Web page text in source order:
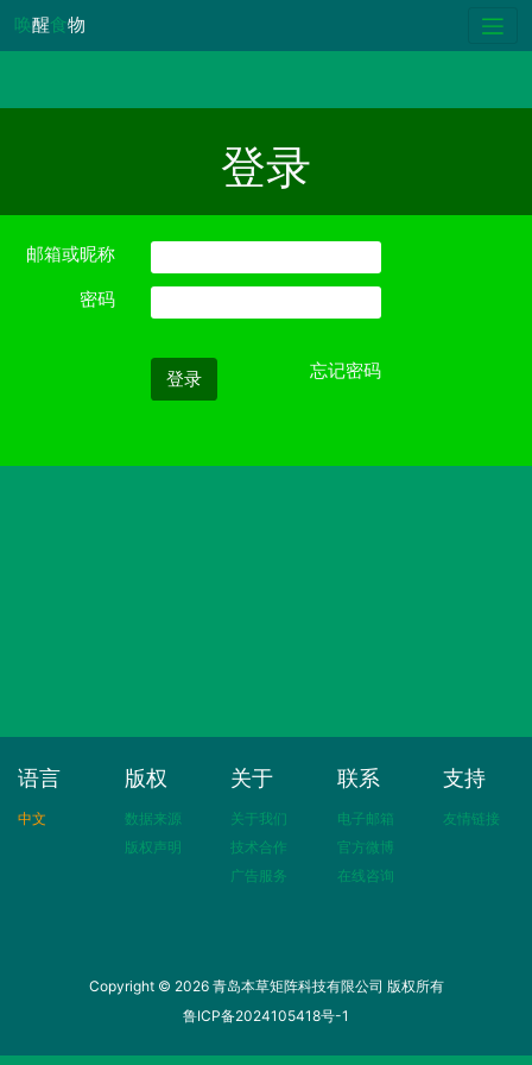
唤醒食物
登录
邮箱或昵称
密码
登录 忘记密码
语言
中文
版权
数据来源
版权声明
关于
关于我们
技术合作
广告服务
联系
电子邮箱
官方微博
在线咨询
支持
友情链接
Copyright © 2026 青岛本草矩阵科技有限公司 版权所有
鲁ICP备2024105418号-1